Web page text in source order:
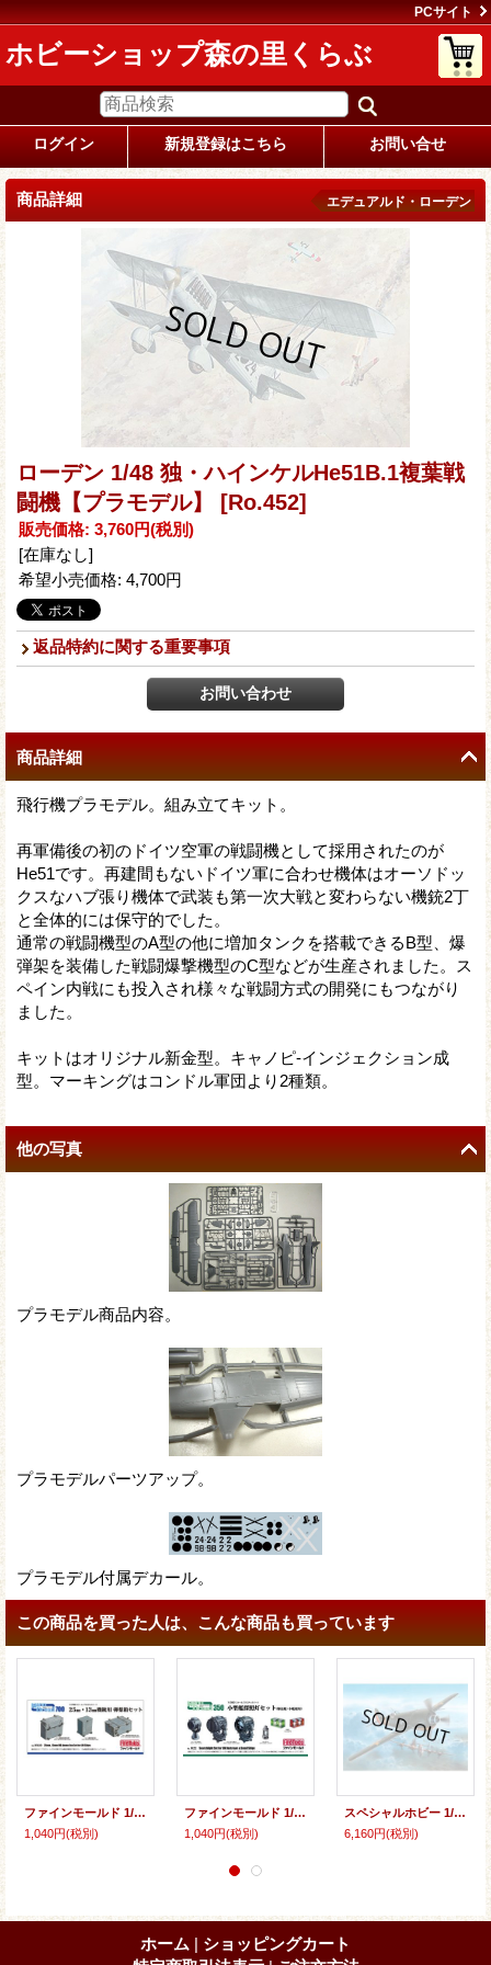
PCサイト
ホビーショップ森の里くらぶ
ログイン 新規登録はこちら お問い合せ
商品詳細 エデュアルド・ローデン
ローデン 1/48 独・ハインケルHe51B.1複葉戦
闘機【プラモデル】 [Ro.452]
販売価格: 3,760円(税別)
[在庫なし]
希望小売価格: 4,700円
返品特約に関する重要事項
商品詳細
飛行機プラモデル。組み立てキット。
再軍備後の初のドイツ空軍の戦闘機として採用されたのが
He51です。再建間もないドイツ軍に合わせ機体はオーソドッ
クスなハブ張り機体で武装も第一次大戦と変わらない機銃2丁
と全体的には保守的でした。
通常の戦闘機型のA型の他に増加タンクを搭載できるB型、爆
弾架を装備した戦闘爆撃機型のC型などが生産されました。ス
ペイン内戦にも投入され様々な戦闘方式の開発にもつながり
ました。
キットはオリジナル新金型。キャノピ-インジェクション成
型。マーキングはコンドル軍団より2種類。
他の写真
プラモデル商品内容。
プラモデルパーツアップ。
プラモデル付属デカール。
この商品を買った人は、こんな商品も買っています
ファインモールド 1/700 25mm・13mm機銃用 弾薬箱セット【プラモデル】
1,040円(税別)
ファインモールド 1/350 小型艦探照灯セット(駆逐艦・小艦艇用)【プラモデル】
1,040円(税別)
スペシャルホビー 1/32 ルーマニア・IAR.81C迎撃戦闘機【プラモデル】
6,160円(税別)
ホーム | ショッピングカート